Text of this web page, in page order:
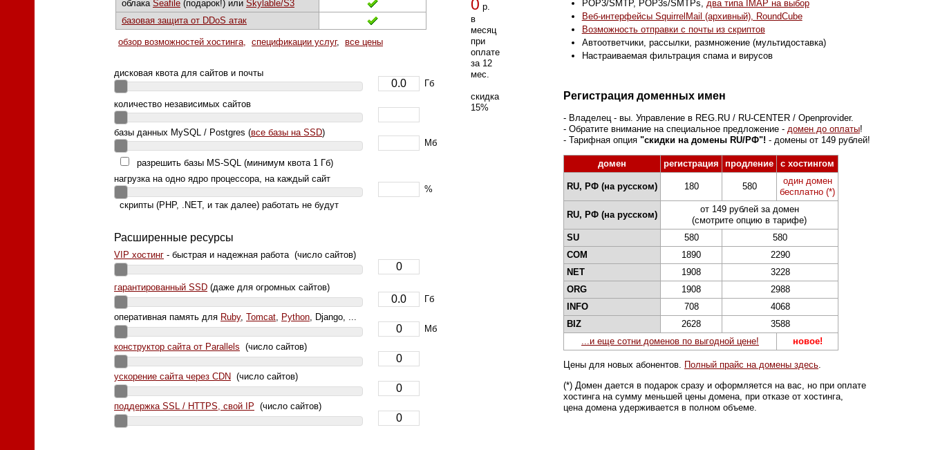
облака Seafile (подарок!) или Skylable/S3
базовая защита от DDoS атак
обзор возможностей хостинга, спецификации услуг, все цены
0 р.
в
месяц
при
оплате
за 12
мес.
скидка
15%
дисковая квота для сайтов и почты
Гб
количество независимых сайтов
базы данных MySQL / Postgres (все базы на SSD)
Мб
разрешить базы MS-SQL (минимум квота 1 Гб)
нагрузка на одно ядро процессора, на каждый сайт
%
скрипты (PHP, .NET, и так далее) работать не будут
Расширенные ресурсы
VIP хостинг - быстрая и надежная работа (число сайтов)
гарантированный SSD (даже для огромных сайтов)
Гб
оперативная память для Ruby, Tomcat, Python, Django, ...
Мб
конструктор сайта от Parallels (число сайтов)
ускорение сайта через CDN (число сайтов)
поддержка SSL / HTTPS, свой IP (число сайтов)
POP3/SMTP, POP3s/SMTPs, два типа IMAP на выбор
Веб-интерфейсы SquirrelMail (архивный), RoundCube
Возможность отправки с почты из скриптов
Автоответчики, рассылки, размножение (мультидоставка)
Настраиваемая фильтрация спама и вирусов
Регистрация доменных имен
- Владелец - вы. Управление в REG.RU / RU-CENTER / Openprovider.
- Обратите внимание на специальное предложение - домен до оплаты!
- Тарифная опция "скидки на домены RU/РФ"! - домены от 149 рублей!
домен регистрация продление c хостингом
RU, РФ (на русском) 180 580
один домен
бесплатно (*)
RU, РФ (на русском)
от 149 рублей за домен
(смотрите опцию в тарифе)
SU
580
580
COM
1890
2290
NET
1908
3228
ORG
1908
2988
INFO
708
4068
BIZ
2628
3588
...и еще сотни доменов по выгодной цене!
новое!
Цены для новых абонентов. Полный прайс на домены здесь.
(*) Домен дается в подарок сразу и оформляется на вас, но при оплате
хостинга на сумму меньшей цены домена, при отказе от хостинга,
цена домена удерживается в полном объеме.